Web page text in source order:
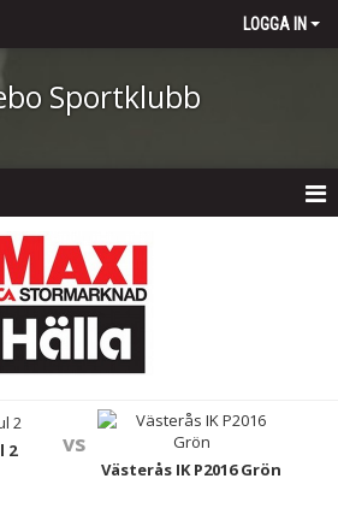
LOGGA IN
Sportklubb
2 vs
Västerås IK P2016 Grön